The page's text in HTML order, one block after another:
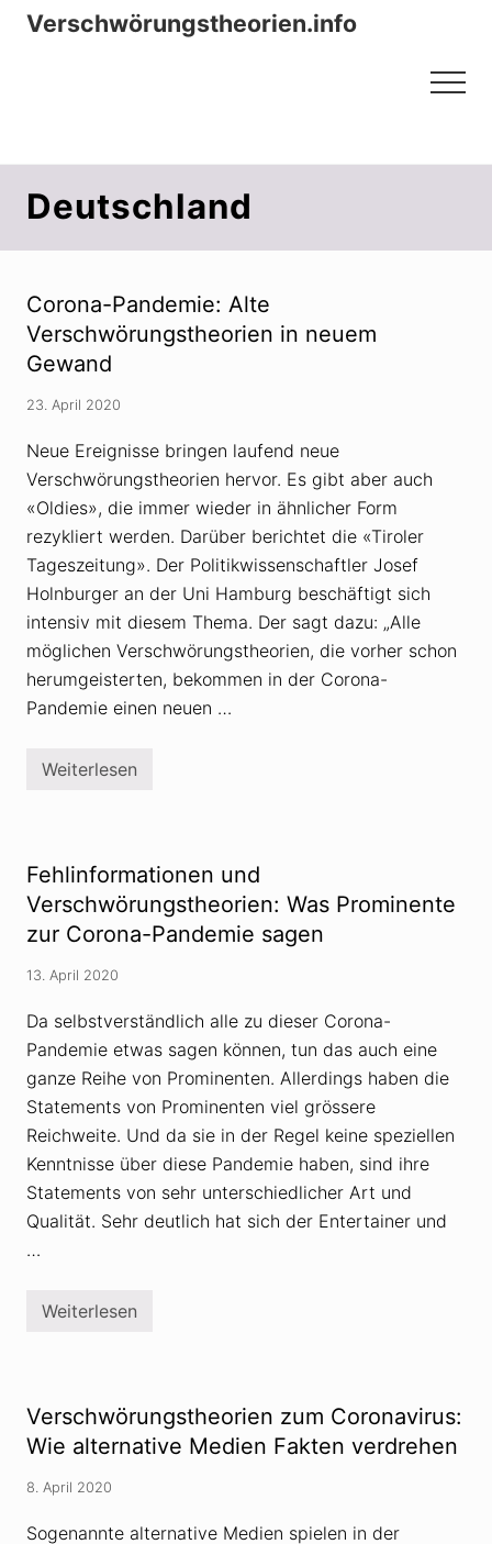
Menu
Zum
ZurVerschwörungstheorien.info
Menu
Deutschland
Corona-Pandemie: Alte
Verschwörungstheorien in neuem
Gewand
23. April 2020
Neue Ereignisse bringen laufend neue
Verschwörungstheorien hervor. Es gibt aber auch
«Oldies», die immer wieder in ähnlicher Form
rezykliert werden. Darüber berichtet die «Tiroler
Tageszeitung». Der Politikwissenschaftler Josef
Holnburger an der Uni Hamburg beschäftigt sich
intensiv mit diesem Thema. Der sagt dazu: „Alle
möglichen Verschwörungstheorien, die vorher schon
herumgeisterten, bekommen in der Corona-
Pandemie einen neuen …
C
a
-
P
a
n
e
m
e
A
l
e
V
e
r
c
h
w
n
g
o
r
i
e
n
i
n
Weiterlesen
Fehlinformationen und
Verschwörungstheorien: Was Prominente
zur Corona-Pandemie sagen
13. April 2020
Da selbstverständlich alle zu dieser Corona-
Pandemie etwas sagen können, tun das auch eine
ganze Reihe von Prominenten. Allerdings haben die
Statements von Prominenten viel grössere
Reichweite. Und da sie in der Regel keine speziellen
Kenntnisse über diese Pandemie haben, sind ihre
Statements von sehr unterschiedlicher Art und
Qualität. Sehr deutlich hat sich der Entertainer und
…
F
n
f
o
r
m
a
i
Weiterlesen
Verschwörungstheorien zum Coronavirus:
Wie alternative Medien Fakten verdrehen
8. April 2020
Sogenannte alternative Medien spielen in der